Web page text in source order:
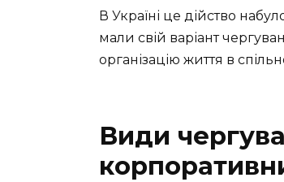
В Україні це дійство
мали свій варіант
організацію життя в
Види